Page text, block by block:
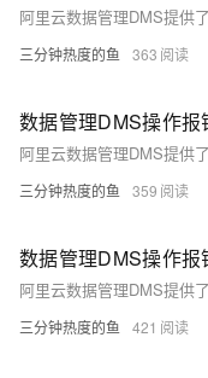
三分钟热度的鱼 363
三分钟热度的鱼 359
三分钟热度的鱼 421